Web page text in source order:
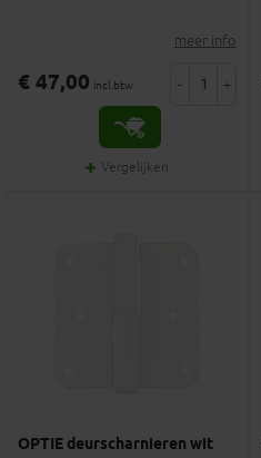
meer info
€ 47,00 incl.btw - +
Vergelijken
OPTIE deurscharnieren wit